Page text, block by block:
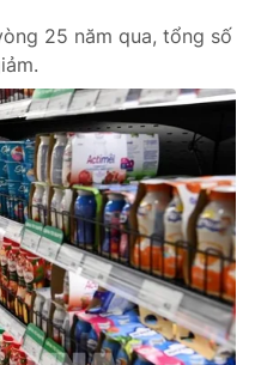
25 năm qua, tổng số